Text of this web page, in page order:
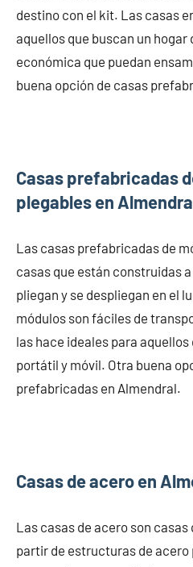
destino con el kit. Las casas
aquellos que buscan un
económica que puedan
buena opción de casas
Casas prefabricadas
plegables en
Las casas prefabricadas de
casas que están construidas
pliegan y se despliegan en el
módulos son fáciles de
las hace ideales para
portátil y móvil. Otra buena
prefabricadas en Almendral.
Casas de acero en
Las casas de acero son
partir de estructuras de